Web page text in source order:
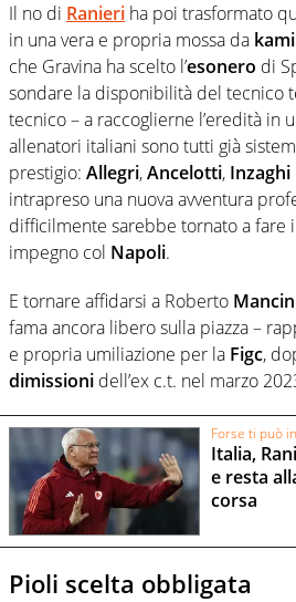
Il no di Ranieri ha poi trasformato
in una vera e propria mossa da
che Gravina ha scelto l’esonero di
sondare la disponibilità del tecnico
tecnico – a raccoglierne l’eredità in
allenatori italiani sono tutti già
prestigio: Allegri,Ancelotti, Inzaghi
intrapreso una nuova avventura
difficilmente sarebbe tornato a fare
impegno col Napoli.
E tornare affidarsi a Roberto
fama ancora libero sulla piazza –
e propria umiliazione per la Figc,
dimissioni dell’ex c.t. nel marzo
Forse ti può
Italia,
e resta
corsa
Pioli scelta obbligata